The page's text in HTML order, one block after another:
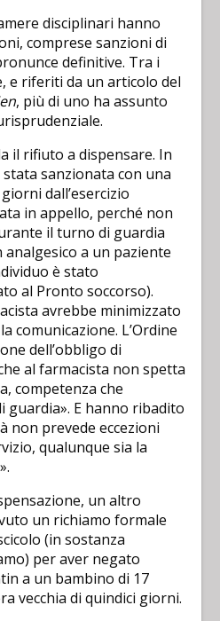
disciplinari hanno
comprese sanzioni di
definitive. Tra i
e riferiti da un articolo del
, più di uno ha assunto
il rifiuto a dispensare. In
sanzionata con una
dall’esercizio
in appello, perché non
il turno di guardia
a un paziente
è stato
al Pronto soccorso).
avrebbe minimizzato
comunicazione. L’Ordine
dell’obbligo di
al farmacista non spetta
competenza che
guardia». E hanno ribadito
non prevede eccezioni
qualunque sia la
un altro
un richiamo formale
(in sostanza
per aver negato
a un bambino di 17
vecchia di quindici giorni.